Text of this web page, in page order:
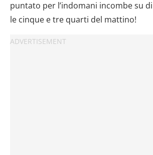
puntato per l’indomani incombe su
le cinque e tre quarti del mattino!